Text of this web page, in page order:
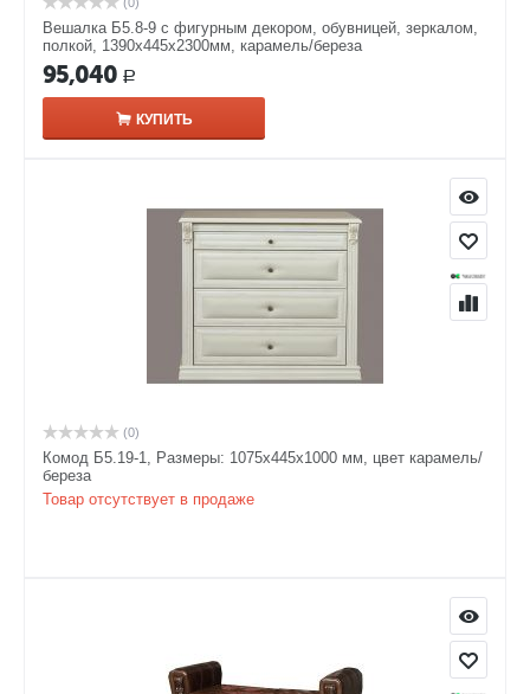
Вешалка Б5.8-9 с фигурным декором, обувницей, зеркалом,
полкой, 1390х445х2300мм, карамель/береза
95,040 Р
КУПИТЬ
(0)
Комод Б5.19-1, Размеры: 1075х445х1000 мм, цвет карамель/
береза
Товар отсутствует в продаже